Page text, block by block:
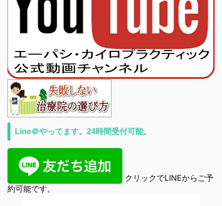
Line＠やってます。24時間受付可能。
クリックでLINEからご予
約可能です。